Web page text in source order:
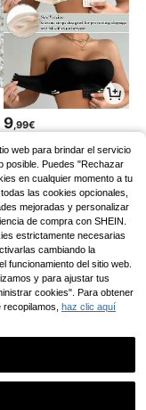
1
9,99€
web para brindar el servicio
posible. Puedes "Rechazar
en cualquier momento a tu
las cookies opcionales,
mejoradas y personalizar
de compra con SHEIN.
estrictamente necesarias
cambiando la
funcionamiento del sitio web.
y para ajustar tus
cookies". Para obtener
haz clic aquí